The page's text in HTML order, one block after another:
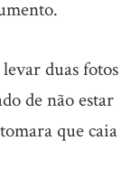
duas fotos
de não estar
que caia